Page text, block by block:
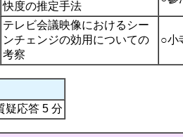
快度の推定手法
テレビ会議映像におけるシー
ンチェンジの効用についての
考察
○
疑応答 5 分